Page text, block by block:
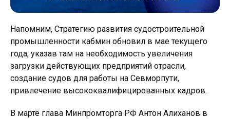
Напомним, Стратегию развития судостроительной
промышленности кабмин обновил в мае текущего
года, указав там на необходимость увеличения
загрузки действующих предприятий отрасли,
создание судов для работы на Севморпути,
привлечение высококвалифицированных кадров.
В марте глава Минпромторга РФ Антон Алиханов в